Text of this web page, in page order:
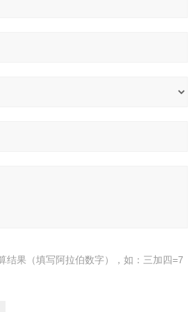
结果（填写阿拉伯数字），如：三加四=7